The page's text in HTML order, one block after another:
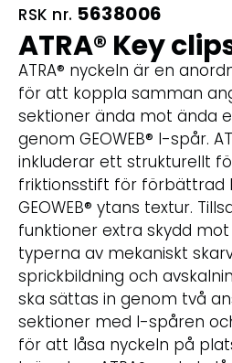
RSK nr. 5638006
ATRA® Key
ATRA® nyckeln är en
för att koppla samman
sektioner ända mot ända
genom GEOWEB® I-spår.
inkluderar ett strukturellt
friktionsstift för förbättrad
GEOWEB® ytans textur.
funktioner extra skydd
typerna av mekaniskt
sprickbildning och
ska sättas in genom två
sektioner med I-spåren
för att låsa nyckeln på